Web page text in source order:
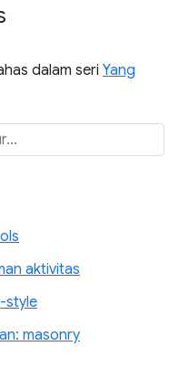
dalam seri Yang
aktivitas
style
masonry